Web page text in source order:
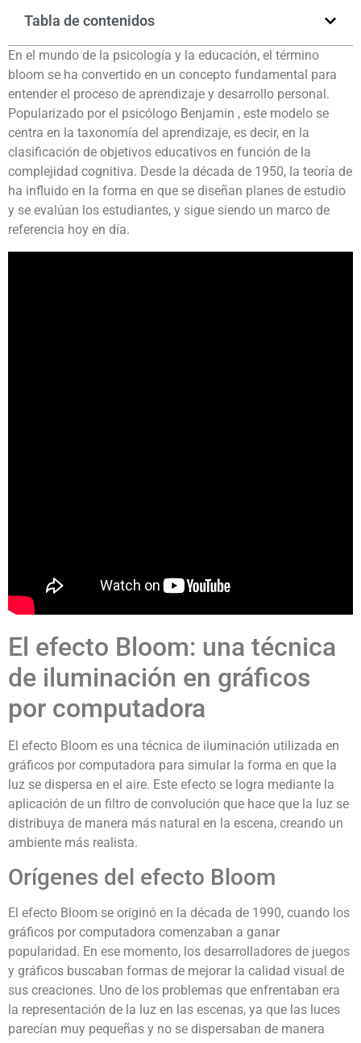
Tabla de contenidos
En el mundo de la psicología y la educación, el término
bloom se ha convertido en un concepto fundamental para
entender el proceso de aprendizaje y desarrollo personal.
Popularizado por el psicólogo Benjamin , este modelo se
centra en la taxonomía del aprendizaje, es decir, en la
clasificación de objetivos educativos en función de la
complejidad cognitiva. Desde la década de 1950, la teoría de
ha influido en la forma en que se diseñan planes de estudio
y se evalúan los estudiantes, y sigue siendo un marco de
referencia hoy en día.
El efecto Bloom: una técnica
de iluminación en gráficos
por computadora
El efecto Bloom es una técnica de iluminación utilizada en
gráficos por computadora para simular la forma en que la
luz se dispersa en el aire. Este efecto se logra mediante la
aplicación de un filtro de convolución que hace que la luz se
distribuya de manera más natural en la escena, creando un
ambiente más realista.
Orígenes del efecto Bloom
El efecto Bloom se originó en la década de 1990, cuando los
gráficos por computadora comenzaban a ganar
popularidad. En ese momento, los desarrolladores de juegos
y gráficos buscaban formas de mejorar la calidad visual de
sus creaciones. Uno de los problemas que enfrentaban era
la representación de la luz en las escenas, ya que las luces
parecían muy pequeñas y no se dispersaban de manera